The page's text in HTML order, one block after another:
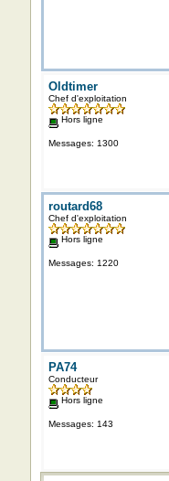
Oldtimer
Chef d'exploitation
Hors ligne
Messages: 1300
routard68
Chef d'exploitation
Hors ligne
Messages: 1220
PA74
Conducteur
Hors ligne
Messages: 143